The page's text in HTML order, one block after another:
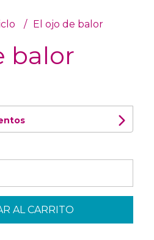
El ojo de balor
balor
AL CARRITO